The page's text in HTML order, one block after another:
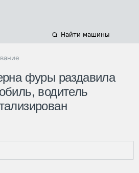
Найти машины
фуры раздавила
водитель